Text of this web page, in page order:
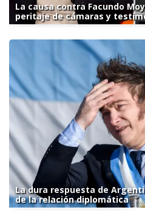
La causa contra Facundo
peritaje de cámaras y
La dura respuesta de
de la relación diplomática